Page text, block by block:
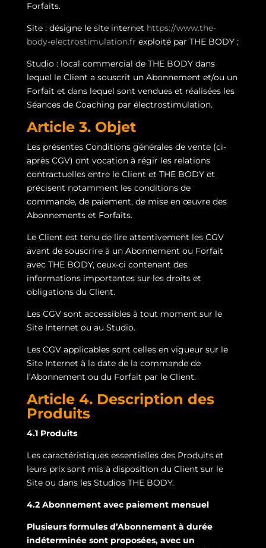
Forfaits.
Site : désigne le site internet https://www.the-
body-electrostimulation.fr exploité par THE BODY ;
Studio : local commercial de THE BODY dans
lequel le Client a souscrit un Abonnement et/ou un
Forfait et dans lequel sont vendues et réalisées les
Séances de Coaching par électrostimulation.
Article 3. Objet
Les présentes Conditions générales de vente (ci-
après CGV) ont vocation à régir les relations
contractuelles entre le Client et THE BODY et
précisent notamment les conditions de
commande, de paiement, de mise en œuvre des
Abonnements et Forfaits.
Le Client est tenu de lire attentivement les CGV
avant de souscrire à un Abonnement ou Forfait
avec THE BODY, ceux-ci contenant des
informations importantes sur les droits et
obligations du Client.
Les CGV sont accessibles à tout moment sur le
Site Internet ou au Studio.
Les CGV applicables sont celles en vigueur sur le
Site Internet à la date de la commande de
l’Abonnement ou du Forfait par le Client.
Article 4. Description des
Produits
4.1 Produits
Les caractéristiques essentielles des Produits et
leurs prix sont mis à disposition du Client sur le
Site ou dans les Studios THE BODY.
4.2 Abonnement avec paiement mensuel
Plusieurs formules d’Abonnement à durée
indéterminée sont proposées, avec un